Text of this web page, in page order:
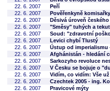
22. 6. 2007
Peří
22. 6. 2007
Pověřenkyně
22. 6. 2007
Děsivá úroveň
22. 6. 2007
"Směsy" tuhých a
22. 6. 2007
Soud: "zdravotní
22. 6. 2007
Levici chybí Tlustý
22. 6. 2007
Ústup od imperialismu
22. 6. 2007
Afghánistán - hledání
22. 6. 2007
Sarkozyho revoluce
22. 6. 2007
V Česku se bojuje o
22. 6. 2007
Vidím, co vidím: Vše
22. 6. 2007
Czechtek 2005 - ing.
22. 6. 2007
Pravicové mýty